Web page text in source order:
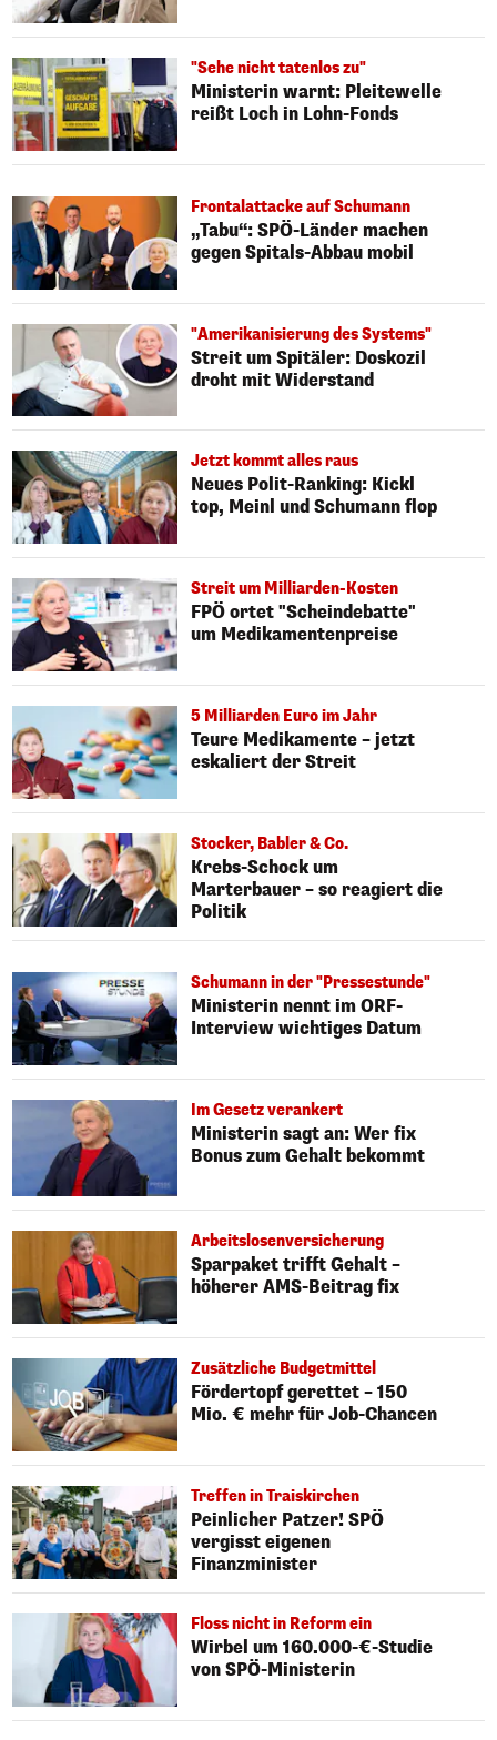
"Sehe nicht tatenlos zu"
Ministerin warnt: Pleitewelle
reißt Loch in Lohn-Fonds
Frontalattacke auf Schumann
„Tabu“: SPÖ-Länder machen
gegen Spitals-Abbau mobil
"Amerikanisierung des Systems"
Streit um Spitäler: Doskozil
droht mit Widerstand
Jetzt kommt alles raus
Neues Polit-Ranking: Kickl
top, Meinl und Schumann flop
Streit um Milliarden-Kosten
FPÖ ortet "Scheindebatte"
um Medikamentenpreise
5 Milliarden Euro im Jahr
Teure Medikamente – jetzt
eskaliert der Streit
Stocker, Babler & Co.
Krebs-Schock um
Marterbauer – so reagiert die
Politik
Schumann in der "Pressestunde"
Ministerin nennt im ORF-
Interview wichtiges Datum
Im Gesetz verankert
Ministerin sagt an: Wer fix
Bonus zum Gehalt bekommt
Arbeitslosenversicherung
Sparpaket trifft Gehalt –
höherer AMS-Beitrag fix
Zusätzliche Budgetmittel
Fördertopf gerettet – 150
Mio. € mehr für Job-Chancen
Treffen in Traiskirchen
Peinlicher Patzer! SPÖ
vergisst eigenen
Finanzminister
Floss nicht in Reform ein
Wirbel um 160.000-€-Studie
von SPÖ-Ministerin